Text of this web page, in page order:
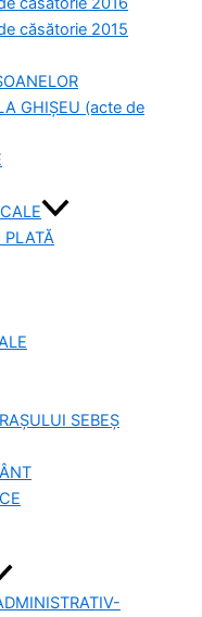
căsătorie 2015
GHIȘEU (acte de
PLATĂ
SEBEȘ